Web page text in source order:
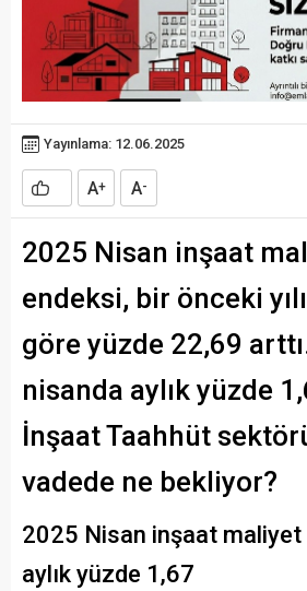
Yayınlama: 12.06.2025
A+ A-
2025 Nisan inşaat
endeksi, bir önceki
göre yüzde 22,69
nisanda aylık yüzde
İnşaat Taahhüt
vadede ne bekliyor?
2025 Nisan inşaat maliyet
aylık yüzde 1,67